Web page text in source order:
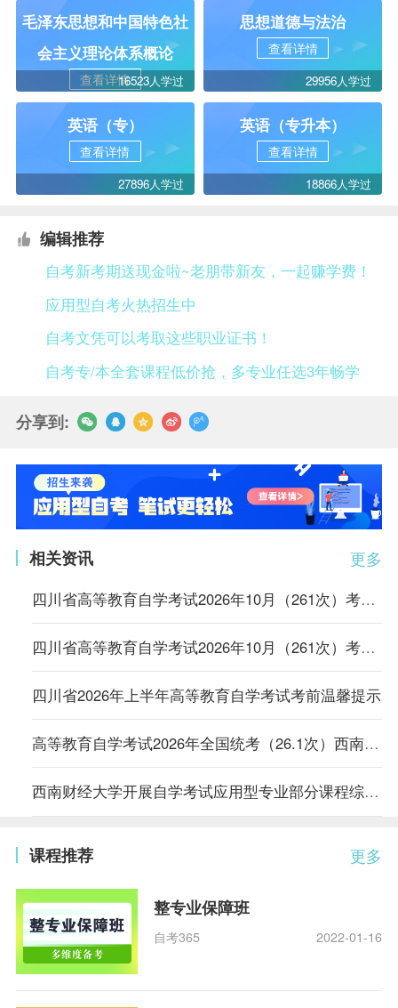
毛泽东思想和中国特色社
会主义理论体系概论
查看详情16523人学过
思想道德与法治
查看详情
29956人学过
英语（专）
查看详情
27896人学过
英语（专升本）
查看详情
18866人学过
编辑推荐
自考新考期送现金啦~老朋带新友，一起赚学费！
应用型自考火热招生中
自考文凭可以考取这些职业证书！
自考专/本全套课程低价抢，多专业任选3年畅学
分享到:
更多
相关资讯
四川省高等教育自学考试2026年10月（261次）考试课表、课程简表（二）
四川省高等教育自学考试2026年10月（261次）考试课表、课程简表（一）
四川省2026年上半年高等教育自学考试考前温馨提示
高等教育自学考试2026年全国统考（26.1次）西南财经大学考点公告
西南财经大学开展自学考试应用型专业部分课程综合评价改革试点工作的通知
更多
课程推荐
整专业保障班
自考365 2022-01-16